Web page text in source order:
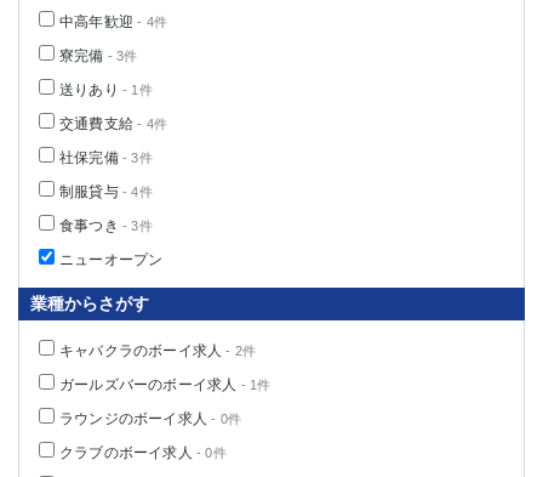
中高年歓迎 - 4件
寮完備 - 3件
送りあり - 1件
交通費支給 - 4件
社保完備- 3件
制服貸与- 4件
食事つき - 3件
ニューオープン
業種からさがす
キャバクラのボーイ求人 - 2件
ガールズバーのボーイ求人 - 1件
ラウンジのボーイ求人 - 0件
クラブのボーイ求人 - 0件